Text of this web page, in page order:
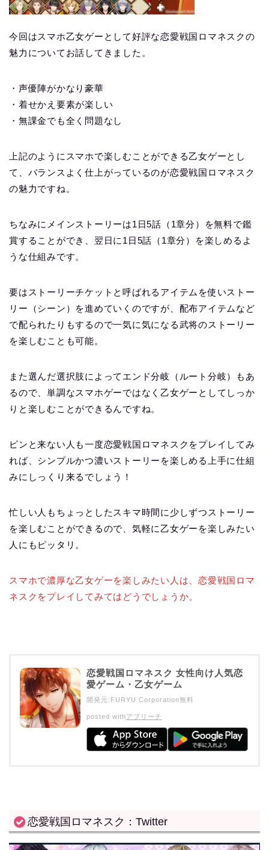
今回はスマホ乙女ゲーとして好評な恋愛戦国ロマネスクの
魅力についてお話してきました。
・声優陣がかなり豪華
・着せかえ要素が楽しい
・無課金でも全く問題なし
上記のようにスマホで楽しむことができる乙女ゲーとし
て、バランスよく仕上がっているのが恋愛戦国ロマネスク
の魅力ですね。
ちなみにメインストーリーは1日5話（1章分）を無料で鑑
賞することができ、翌日に1日5話（1章分）を楽しめるよ
うな仕組みです。
要はストーリーチケットと呼ばれるアイテムを使いストー
リー（シーン）を進めていくのですが、配布アイテムなど
で配られたりもするので一気に気になる武将のストーリー
を楽しむことも可能。
また選んだ選択肢によってエンド分岐（ルート分岐）もあ
るので、単調なスマホゲーではなく乙女ゲーとしてしっか
りと楽しむことができるんですね。
ピンと来ない人も一度恋愛戦国ロマネスクをプレイしてみ
れば、シンプルかつ濃いストーリーを楽しめる上手に仕組
みにしっくり来るでしょう！
忙しい人もちょっとしたスキマ時間に少しずつストーリー
を楽しむことができるので、気軽に乙女ゲーを楽しみたい
人にもピッタリ。
スマホで濃厚な乙女ゲーを楽しみたい人は、恋愛戦国ロマ
ネスクをプレイしてみてはどうでしょうか。
恋愛戦国ロマネスク 女性向け人気恋
愛ゲーム・乙女ゲーム
開発元: FURYU Corporation無料
posted withアプリーチ
恋愛戦国ロマネスク：Twitter